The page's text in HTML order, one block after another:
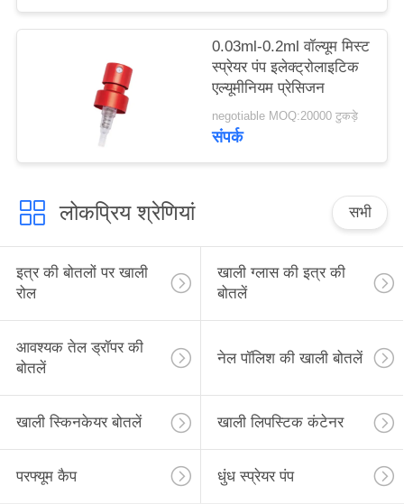
PRIVACY
POLICY
0.03ml-0.2ml वॉल्यूम मिस्ट
स्प्रेयर पंप इलेक्ट्रोलाइटिक
एल्यूमीनियम प्रेसिजन
negotiable MOQ:20000 टुकड़े
संपर्क
लोकप्रिय श्रेणियां सभी
इत्र की बोतलों पर खाली
रोल
खाली ग्लास की इत्र की
बोतलें
आवश्यक तेल ड्रॉपर की
बोतलें
नेल पॉलिश की खाली बोतलें
खाली स्किनकेयर बोतलें खाली लिपस्टिक कंटेनर
परफ्यूम कैप धुंध स्प्रेयर पंप